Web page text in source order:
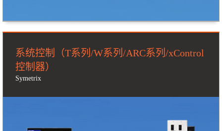
系统控制（T系列/W系列/ARC系列/xControl
控制器）
Symetrix